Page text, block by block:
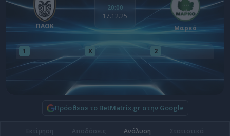
ΠΑΟΚ
20:00
17.12.25
Μαρκό
1 X 2
Πρόσθεσε το BetMatrix.gr στην Google
Εκτίμηση Αποδόσεις Ανάλυση Στατιστικά